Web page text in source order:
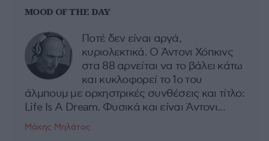
MOOD OF THE DAY
Ποτέ δεν είναι αργά,
κυριολεκτικά. Ο Άντονι Χόπκινς
στα 88 αρνείται να το βάλει κάτω
και κυκλοφορεί το 1ο του
άλμπουμ με ορχηστρικές συνθέσεις και τίτλο:
Life Is A Dream. Φυσικά και είναι Άντονι...
Μάκης Μηλάτος